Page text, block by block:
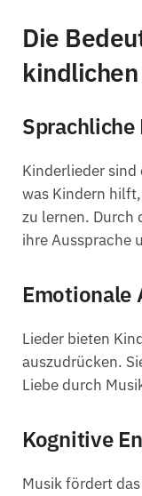
Die
Sprachliche
Kinderlieder
was Kindern
zu lernen. Durch
ihre Aussprache
Emotionale
Lieder bieten
auszudrücken.
Liebe durch
Kognitive
Musik fördert